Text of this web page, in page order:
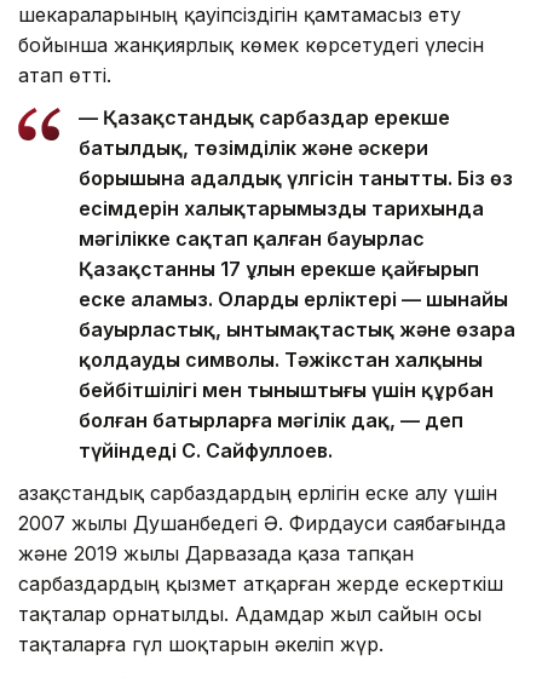
шекараларының қауіпсіздігін қамтамасыз ету
бойынша жанқиярлық көмек көрсетудегі үлесін
атап өтті.
— Қазақстандық сарбаздар ерекше
батылдық, төзімділік және әскери
борышына адалдық үлгісін танытты. Біз өз
есімдерін халықтарымыздың тарихында
мәңгілікке сақтап қалған бауырлас
Қазақстанның 17 ұлын ерекше қайғырып
еске аламыз. Олардың ерліктері — шынайы
бауырластық, ынтымақтастық және өзара
қолдаудың символы. Тәжікстан халқының
бейбітшілігі мен тыныштығы үшін құрбан
болған батырларға мәңгілік даңқ, — деп
түйіндеді С. Сайфуллоев.
Қазақстандық сарбаздардың ерлігін еске алу үшін
2007 жылы Душанбедегі Ә. Фирдауси саябағында
және 2019 жылы Дарвазада қаза тапқан
сарбаздардың қызмет атқарған жерде ескерткіш
тақталар орнатылды. Адамдар жыл сайын осы
тақталарға гүл шоқтарын әкеліп жүр.